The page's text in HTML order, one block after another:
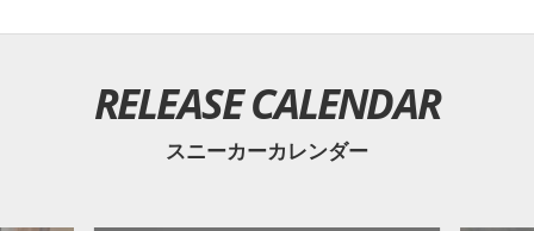
RELEASE CALENDAR
スニーカーカレンダー